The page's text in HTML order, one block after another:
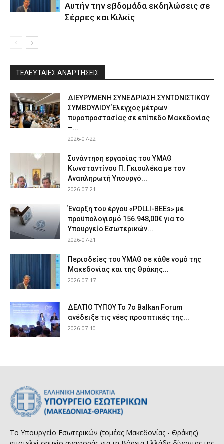
Αυτήν την εβδομάδα εκδηλώσεις σε
Σέρρες και Κιλκίς
ΤΕΛΕΥΤΑΙΕΣ ΑΝΑΡΤΗΣΕΙΣ
ΔΙΕΥΡΥΜΕΝΗ ΣΥΝΕΔΡΙΑΣΗ ΣΥΝΤΟΝΙΣΤΙΚΟΥ
ΣΥΜΒΟΥΛΙΟΥ Έλεγχος μέτρων
πυροπροστασίας σε επίπεδο Μακεδονίας
–...
2026-07-22
Συνάντηση εργασίας του ΥΜΑΘ
Κωνσταντίνου Π. Γκιουλέκα με τον
Αναπληρωτή Υπουργό...
2026-07-21
Έναρξη του έργου «POLLI-BEEs» με
προϋπολογισμό 156.948,00€ για το
Υπουργείο Εσωτερικών...
2026-07-21
Περιοδείες του ΥΜΑΘ σε κάθε νομό της
Μακεδονίας και της Θράκης...
2026-07-17
ΔΕΛΤΙΟ ΤΥΠΟΥ Το 7ο Balkan Forum
ανέδειξε τις νέες προοπτικές της...
2026-07-10
Το Υπουργείο Εσωτερικών (τομέας Μακεδονίας - Θράκης)